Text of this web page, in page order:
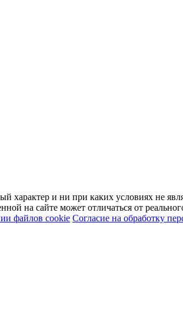
и ни при каких условиях не
на сайте может отличаться от
файлов cookie Согласие на обработку